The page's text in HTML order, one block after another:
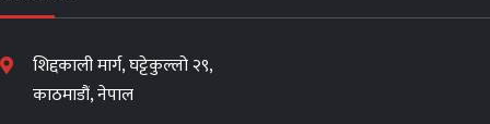
शिद्दकाली मार्ग, घट्टेकुल्लो २९,
काठमाडौं, नेपाल